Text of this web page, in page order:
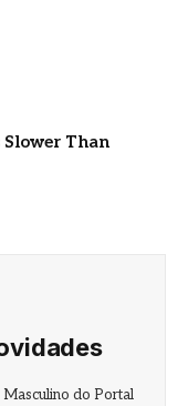
Slower Than
Masculino do Portal